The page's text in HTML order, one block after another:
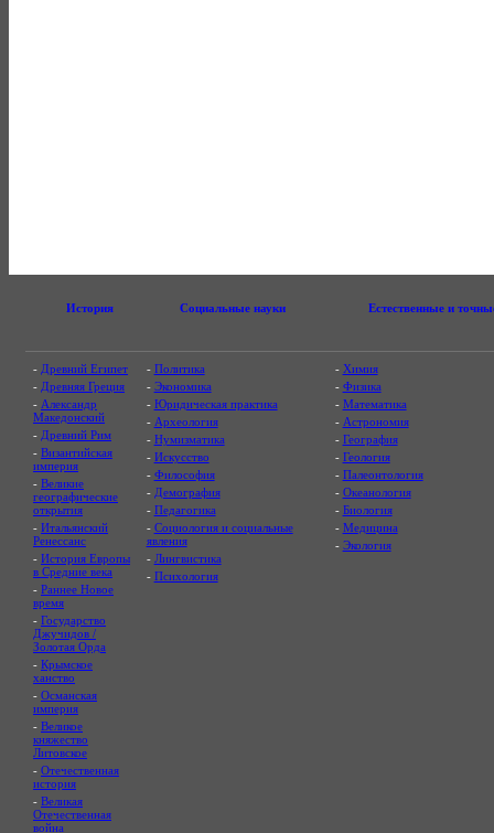
История Социальные науки Естественные и
- Древний Египет
- Древняя Греция
- Александр
Македонский
- Древний Рим
- Византийская
империя
- Великие
географические
открытия
- Итальянский
Ренессанс
- История Европы
в Средние века
- Раннее Новое
время
- Государство
Джучидов /
Золотая Орда
- Крымское
ханство
- Османская
империя
- Великое
княжество
Литовское
- Отечественная
история
- Великая
Отечественная
война
- Политика
- Экономика
- Юридическая практика
- Археология
- Нумизматика
- Искусство
- Философия
- Демография
- Педагогика
- Социология и социальные
явления
- Лингвистика
- Психология
- Химия
- Физика
- Математика
- Астрономия
- География
- Геология
- Палеонтология
- Океанология
- Биология
- Медицина
- Экология